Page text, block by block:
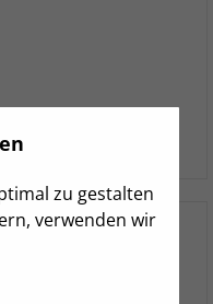
zu gestalten
verwenden wir